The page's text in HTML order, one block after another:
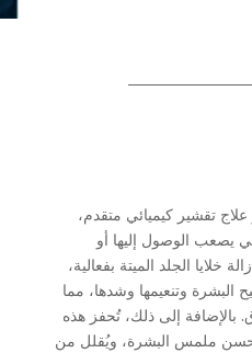
تقشير كيميائي متقدم،
يصعب الوصول إليها أو
خلايا الجلد الميتة بفعالية،
البشرة وتنعيمها وشدها، مما
بالإضافة إلى ذلك، تُحفز هذه
يُحسن ملمس البشرة، ويُقلل من